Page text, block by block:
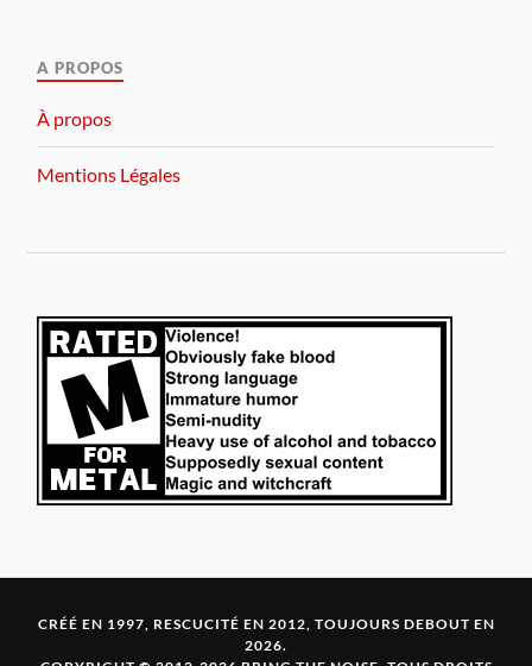
A PROPOS
À propos
Mentions Légales
CRÉÉ EN 1997, RESCUCITÉ EN 2012, TOUJOURS DEBOUT EN
2026.